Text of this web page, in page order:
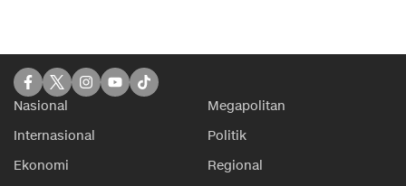
Nasional
Megapolitan
Internasional
Politik
Ekonomi
Regional